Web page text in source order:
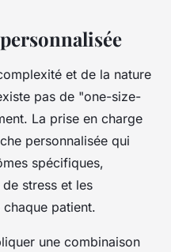
et de la nature
pas de "one-size-
La prise en charge
personnalisée qui
spécifiques,
stress et les
patient.
une combinaison